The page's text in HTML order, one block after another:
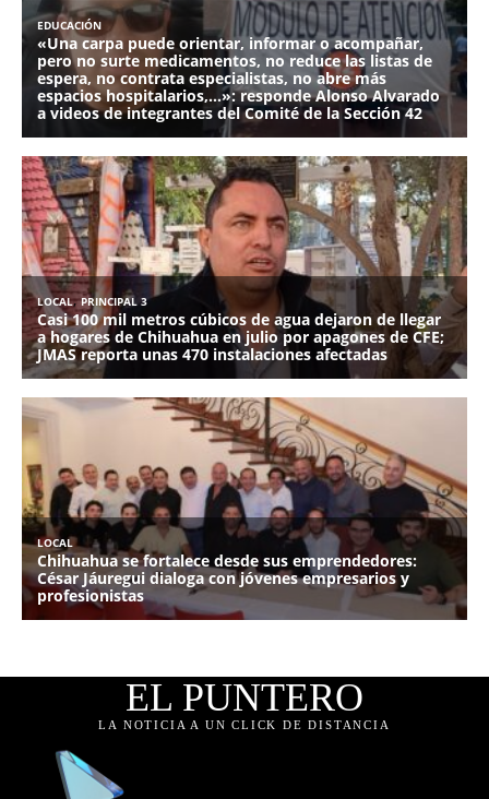
EL PUNTERO
LA NOTICIA A UN CLICK DE DISTANCIA